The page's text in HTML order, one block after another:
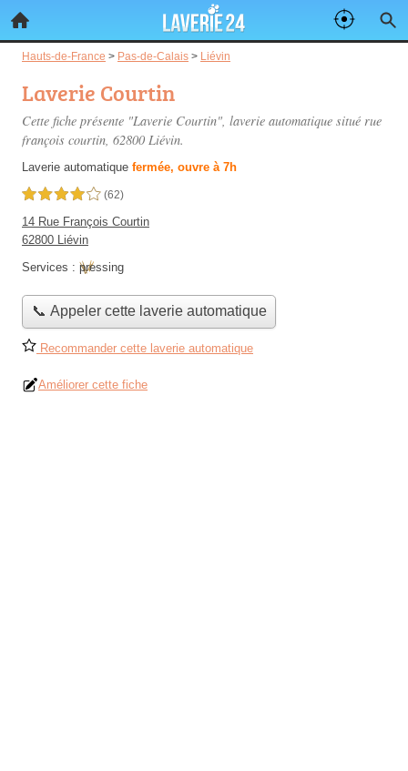
Hauts-de-France > Pas-de-Calais > Liévin
Laverie Courtin
Cette fiche présente "Laverie Courtin", laverie automatique situé rue
françois courtin, 62800 Liévin.
Laverie automatique fermée, ouvre à 7h
4,0 étoiles sur 5 (62)
14 Rue François Courtin
62800 Liévin
Services : pressing
📞 Appeler cette laverie automatique
Recommander cette laverie automatique
Améliorer cette fiche